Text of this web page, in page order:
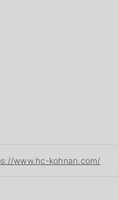
www.hc-kohnan.com/